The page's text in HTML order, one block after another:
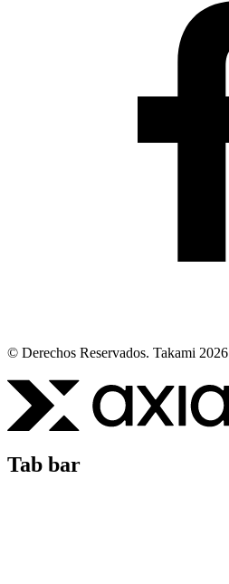
© Derechos Reservados. Takami 2026
Tab bar